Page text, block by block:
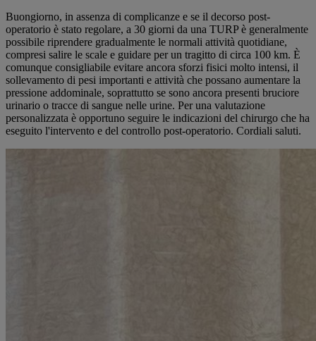
Buongiorno, in assenza di complicanze e se il decorso post-
operatorio è stato regolare, a 30 giorni da una TURP è generalmente
possibile riprendere gradualmente le normali attività quotidiane,
compresi salire le scale e guidare per un tragitto di circa 100 km. È
comunque consigliabile evitare ancora sforzi fisici molto intensi, il
sollevamento di pesi importanti e attività che possano aumentare la
pressione addominale, soprattutto se sono ancora presenti bruciore
urinario o tracce di sangue nelle urine. Per una valutazione
personalizzata è opportuno seguire le indicazioni del chirurgo che ha
eseguito l'intervento e del controllo post-operatorio. Cordiali saluti.